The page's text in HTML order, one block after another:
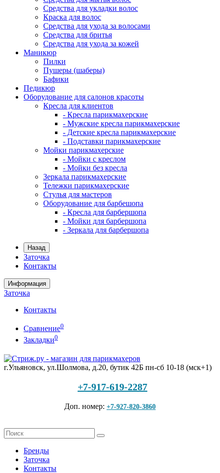
Средства для укладки волос
Краска для волос
Средства для ухода за волосами
Средства для бритья
Средства для ухода за кожей
Маникюр
Пилки
Пушеры (шаберы)
Бафики
Педикюр
Оборудование для салонов красоты
Кресла для клиентов
- Кресла парикмахерские
- Мужские кресла парикмахерские
- Детские кресла парикмахерские
- Подставки парикмахерские
Мойки парикмахерские
- Мойки с креслом
- Мойки без кресла
Зеркала парикмахерские
Тележки парикмахерские
Стулья для мастеров
Оборудование для барбешопа
- Кресла для барбершопа
- Мойки для барбершопа
- Зеркала для барбершопа
Назад
Заточка
Контакты
Информация
Заточка
Контакты
Сравнение0
Закладки0
г.Ульяновск, ул.Шолмова, д.20, бутик 42Б пн-сб 10-18 (мск+1)
+7-917-619-2287
Доп. номер: +7-927-820-3860
Бренды
Заточка
Контакты